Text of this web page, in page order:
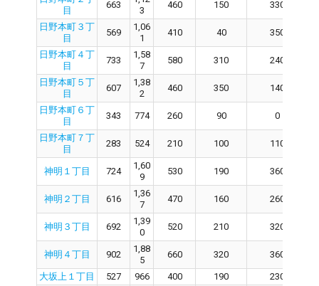
目
663
3
460 150 330
日野本町３丁
目
569
1,06
1
410 40 350
日野本町４丁
目
733
1,58
7
580 310 240
日野本町５丁
目
607
1,38
2
460 350 140
日野本町６丁
目
343 774 260 90 0
日野本町７丁
目
283 524 210 100 110
神明１丁目 724
1,60
9
530 190 360
神明２丁目 616
1,36
7
470 160 260
神明３丁目 692
1,39
0
520 210 320
神明４丁目 902
1,88
5
660 320 360
大坂上１丁目 527 966 400 190 230